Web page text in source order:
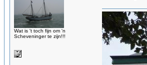
Wat is 't toch fijn om 'n
Scheveninger te zijn!!!